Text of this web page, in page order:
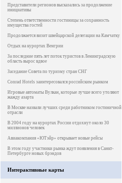
Представители регионов высказались за продолжение
инициативы
Степень ответственности гостиницы за сохранность
имущества гостей
Продолжается визит швейцарской делегации на Камчатку
Отдых на курортах Венгрии
За последние пять лет поток туристов в Ленинградскую
область вырос вдвое
Заседание Совета по туризму стран СНГ
Conrad Hotels заинтересовался российским рынком
Игровые автоматы Вулкан, которые лучше всего утоляют
жажду азарта
В Москве назвали лучших среди работником гостиничной
отрасли
В 2004 году на курортах России отдохнут около 30
миллионов человек
Авиакомпания «ЮТэйр» открывает новые рейсы
В этом году участники рынка ждут появления в Санкт-
Петербурге новых брэндов
Интерактивные карты